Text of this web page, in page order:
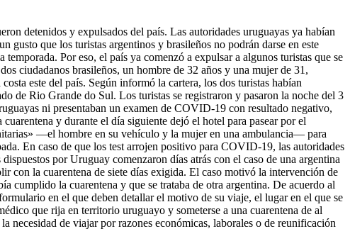
detenidos y expulsados del país. Las autoridades uruguayas ya habían
gusto que los turistas argentinos y brasileños no podrán darse en este
Por eso, el país ya comenzó a expulsar a algunos turistas que se
ciudadanos brasileños, un hombre de 32 años y una mujer de 31,
este del país. Según informó la cartera, los dos turistas habían
de Rio Grande do Sul. Los turistas se registraron y pasaron la noche del 3
ni presentaban un examen de COVID-19 con resultado negativo,
y durante el día siguiente dejó el hotel para pasear por el
—el hombre en su vehículo y la mujer en una ambulancia— para
En caso de que los test arrojen positivo para COVID-19, las autoridades
por Uruguay comenzaron días atrás con el caso de una argentina
con la cuarentena de siete días exigida. El caso motivó la intervención de
cumplido la cuarentena y que se trataba de otra argentina. De acuerdo al
en el que deben detallar el motivo de su viaje, el lugar en el que se
que rija en territorio uruguayo y someterse a una cuarentena de al
necesidad de viajar por razones económicas, laborales o de reunificación